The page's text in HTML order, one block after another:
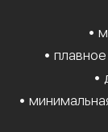
•
•
•
•